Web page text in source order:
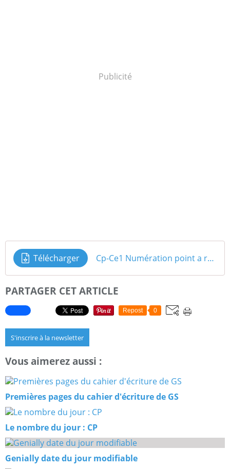
Publicité
Télécharger Cp-Ce1 Numération point a relier de 1 a 70
PARTAGER CET ARTICLE
Repost 0
S'inscrire à la newsletter
Vous aimerez aussi :
Premières pages du cahier d'écriture de GS
Le nombre du jour : CP
Genially date du jour modifiable